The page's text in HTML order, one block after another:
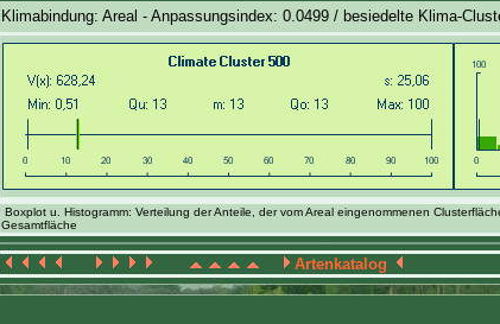
Klimabindung: Areal - Anpassungsindex: 0.0499 / besiedelte Klima-
Boxplot u. Histogramm: Verteilung der Anteile, der vom Areal eingenommenen
Gesamtfläche
Artenkatalog